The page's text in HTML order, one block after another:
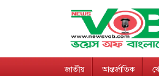
জাতীয় আন্তর্জাতিক